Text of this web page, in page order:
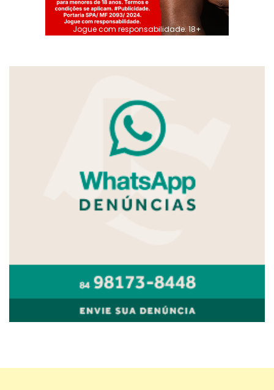
Jogue com responsabilidade. 18+